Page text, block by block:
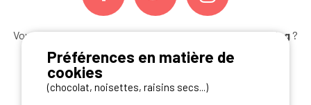
Vous souhaitez bénéficier desmeilleures offres camping ?
Abonnez-vous à la newsletter dès aujourd'hui
Préférences en matière de
cookies
(chocolat, noisettes, raisins secs...)